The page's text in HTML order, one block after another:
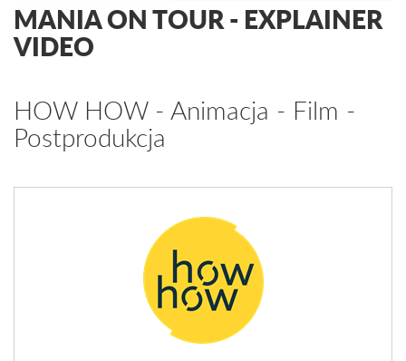
MANIA ON TOUR - EXPLAINER
VIDEO
HOW HOW - Animacja - Film -
Postprodukcja